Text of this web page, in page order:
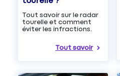
Tout savoir sur le radar
tourelle et comment
éviter les infractions.
Tout savoir